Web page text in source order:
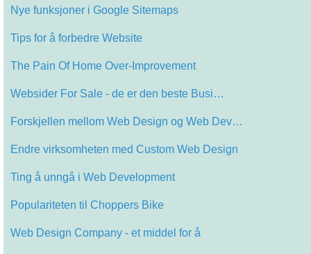
Nye funksjoner i Google Sitemaps
Tips for å forbedre Website
The Pain Of Home Over-Improvement
Websider For Sale - de er den beste Busi…
Forskjellen mellom Web Design og Web Dev…
Endre virksomheten med Custom Web Design
Ting å unngå i Web Development
Populariteten til Choppers Bike
Web Design Company - et middel for å